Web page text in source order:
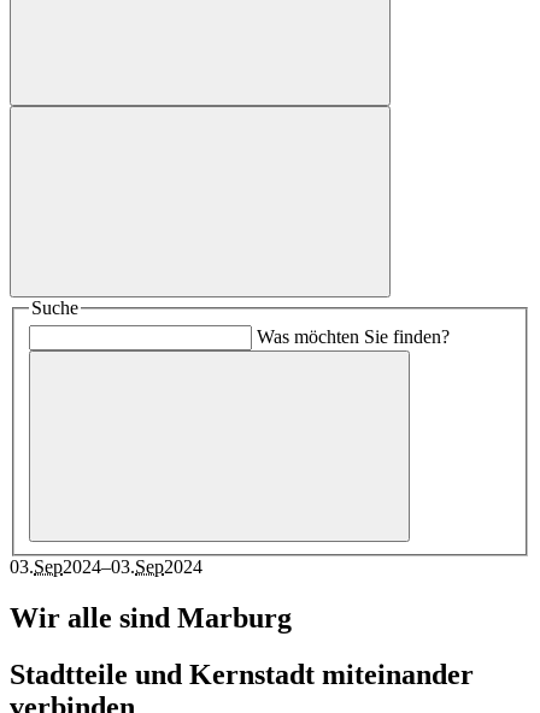
Suche
Was möchten Sie finden?
03.Sep2024–03.Sep2024
Wir alle sind Marburg
Stadtteile und Kernstadt miteinander